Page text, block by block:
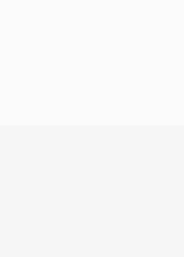
แบบ การอ้า
ให้คุณค่ากับ